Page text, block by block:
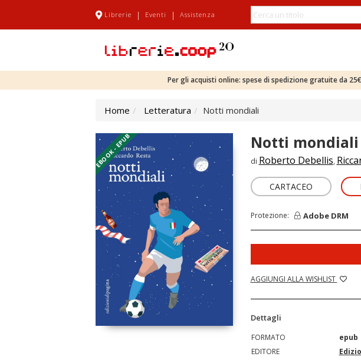
Librerie | Eventi | Assistenza
Per gli acquisti online: spese di spedizione gratuite da
Home Letteratura Notti mondiali
EBOOK - EPUB Notti mondiali
di Roberto Debellis,
CARTACEO
Protezione: Adobe DRM
AGGIUNGI ALLA WISHLIST
Dettagli
FORMATO
epub
EDITORE